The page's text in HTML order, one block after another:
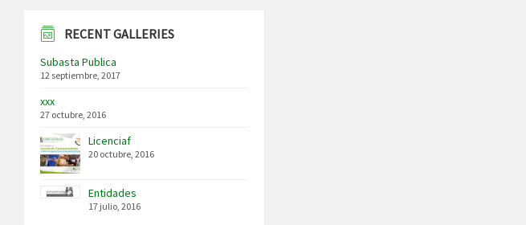
RECENT GALLERIES
Subasta Publica
12 septiembre, 2017
xxx
27 octubre, 2016
Licenciaf
20 octubre, 2016
Entidades
17 julio, 2016